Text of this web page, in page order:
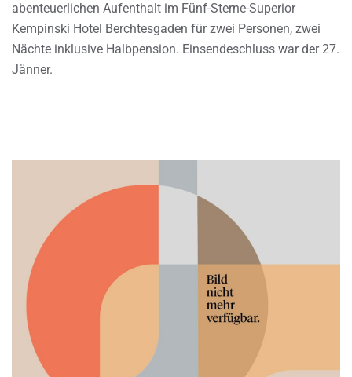
abenteuerlichen Aufenthalt im Fünf-Sterne-Superior
Kempinski Hotel Berchtesgaden für zwei Personen, zwei
Nächte inklusive Halbpension. Einsendeschluss war der 27.
Jänner.